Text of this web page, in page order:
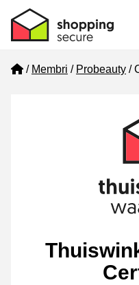
Home
Membri Probeauty